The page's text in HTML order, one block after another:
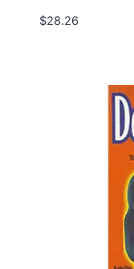
$28.26